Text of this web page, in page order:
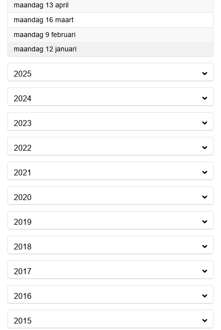
maandag 13 april2026
maandag 16 maart2026
maandag 9 februari2026
maandag 12 januari2026
2025
2024
2023
2022
2021
2020
2019
2018
2017
2016
2015